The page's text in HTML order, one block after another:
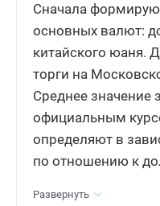
88.0312
Новый
23.2593 +0.1366
Сначала
основных валют:
китайского юаня.
торги на
Среднее значение
официальным
определяют в
по отношению к
Развернуть